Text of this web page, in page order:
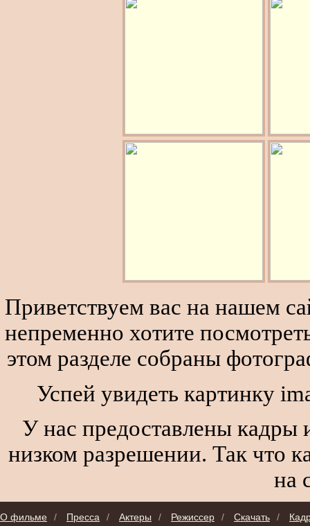
Приветствуем вас на нашем
непременно хотите
этом разделе собраны
Успей увидеть картинку
У нас предоставлены кадры
низком разрешении. Так что
на
О фильме / Пресса / Актеры / Режиссер / Скачать /